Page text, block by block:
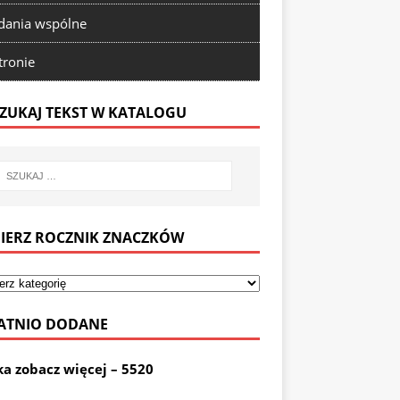
wspólne
TEKST W KATALOGU
ROCZNIK ZNACZKÓW
DODANE
zobacz więcej – 5520